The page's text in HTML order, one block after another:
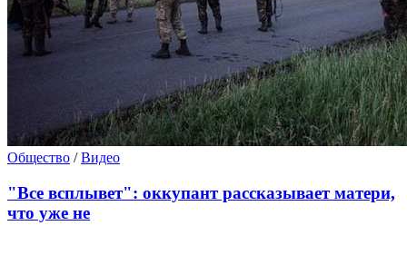
Общество /Видео
"Все всплывет": оккупант рассказывает матери,
что уже не